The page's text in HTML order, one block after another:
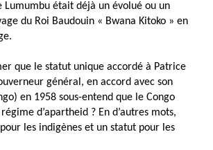
Lumumbu était déjà un évolué ou un
du Roi Baudouin « Bwana Kitoko » en
que le statut unique accordé à Patrice
général, en accord avec son
en 1958 sous-entend que le Congo
d’apartheid ? En d’autres mots,
les indigènes et un statut pour les